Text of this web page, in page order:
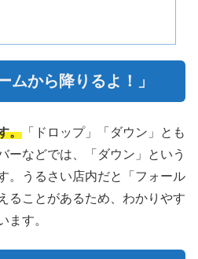
ムから降りるよ！」
。 「ドロップ」「ダウン」とも
ーなどでは、「ダウン」という
。うるさい店内だと「フォール
ることがあるため、わかりやす
ます。